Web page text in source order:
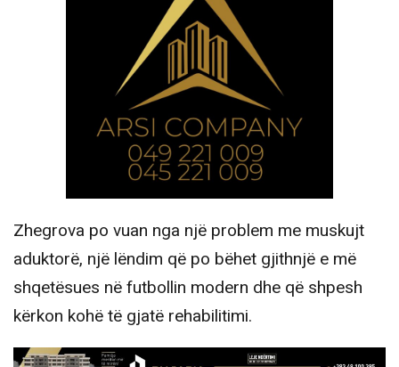
Zhegrova po vuan nga një problem me muskujt
aduktorë, një lëndim që po bëhet gjithnjë e më
shqetësues në futbollin modern dhe që shpesh
kërkon kohë të gjatë rehabilitimi.